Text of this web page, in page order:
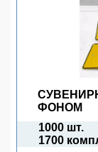
ФОНОМ
1000 шт.
1700